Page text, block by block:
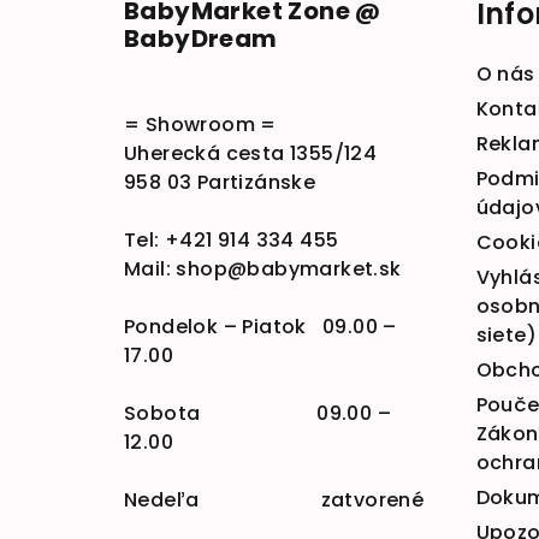
BabyMarket Zone @
BabyDream
= Showroom =
Uherecká cesta 1355/124
958 03 Partizánske
Tel: +421 914 334 455
Mail: shop@babymarket.sk
Pondelok – Piatok 09.00 –
17.00
Sobota 09.00 –
12.00
Nedeľa zatvorené
O nás
siete)